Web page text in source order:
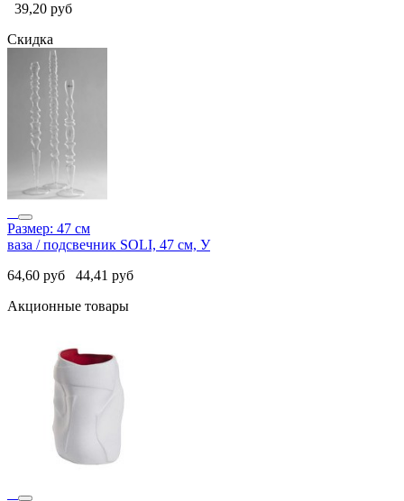
39,20 руб
Скидка
Размер: 47 см
ваза / подсвечник SOLI, 47 см, У
64,60 руб 44,41 руб
Акционные товары